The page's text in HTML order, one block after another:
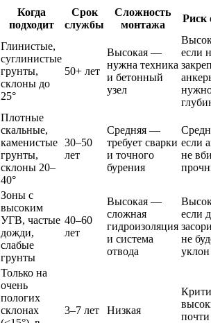
Когда
подходит
Срок
службы
Сложность
монтажа
Риск
Глинистые,
суглинистые
грунты,
склоны до
25°
50+ лет
Высокая —
нужна техника
и бетонный
узел
если
Плотные
скальные,
каменистые
грунты,
склоны 20–
40°
30–50
лет
Средняя —
требует сварки
и точного
бурения
если
не
Зоны с
высоким
УГВ, частые
дожди,
слабые
грунты
40–60
лет
Высокая —
сложная
гидроизоляция
и система
отвода
если
не
уклон
Только на
очень
пологих
склонах
3–7 лет Низкая
почти